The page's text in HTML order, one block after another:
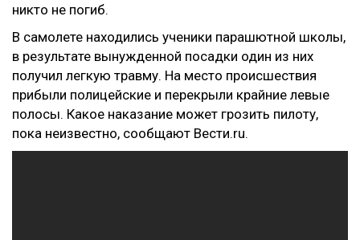
никто не погиб.
В самолете находились ученики парашютной школы,
в результате вынужденной посадки один из них
получил легкую травму. На место происшествия
прибыли полицейские и перекрыли крайние левые
полосы. Какое наказание может грозить пилоту,
пока неизвестно, сообщают Вести.ru.